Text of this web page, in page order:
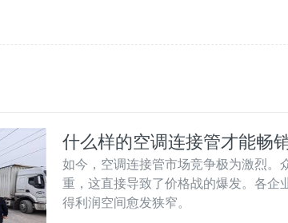
什么样的空调连接管才能畅
如今，空调连接管市场竞争极为激烈
重，这直接导致了价格战的爆发。各企
得利润空间愈发狭窄。